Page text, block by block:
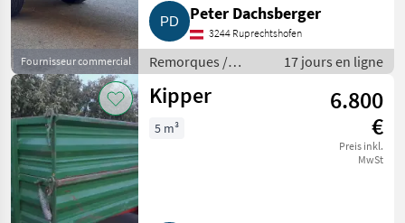
Fournisseur commercial
Peter Dachsberger
3244 Ruprechtshofen
Remorques /
Remorques de
voitures
17 jours en ligne
Kipper
6.800
€
Preis inkl.
MwSt
5 m³